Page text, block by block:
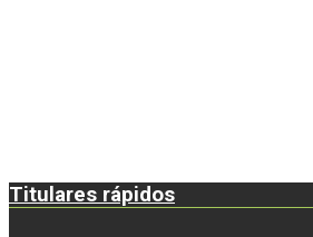
Titulares rápidos